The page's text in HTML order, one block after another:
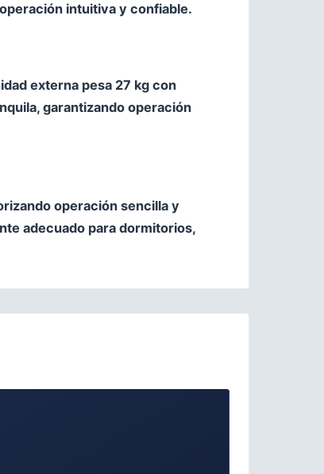
intuitiva y confiable.
externa pesa 27 kg con
garantizando operación
operación sencilla y
adecuado para dormitorios,